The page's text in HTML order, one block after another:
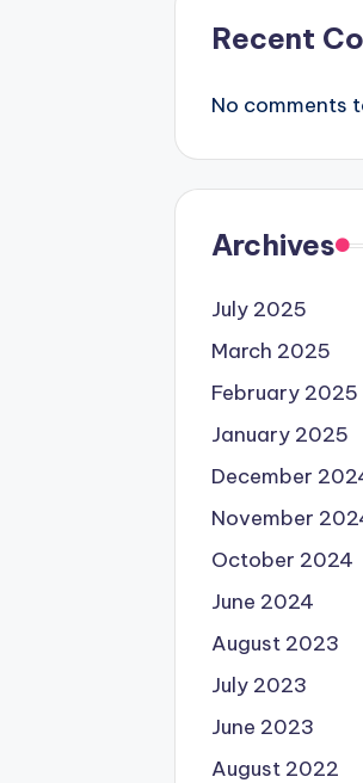
Recent
No comments
Archives
July 2025
March 2025
February 2025
January 2025
December
November
October 2024
June 2024
August 2023
July 2023
June 2023
August 2022